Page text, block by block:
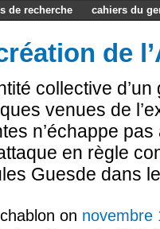
de recherche cahiers du
de
collective
venues de
n’échappe
en règle
Guesde dans
on novembre